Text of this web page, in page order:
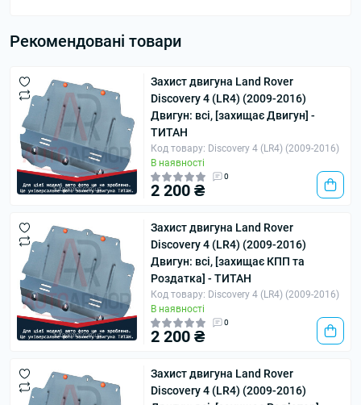
Рекомендовані товари
Захист двигуна Land Rover
Discovery 4 (LR4) (2009-2016)
Двигун: всі, [захищає Двигун] -
ТИТАН
Код товару: Discovery 4 (LR4) (2009-2016)
В наявності
0
2 200 ₴
Захист двигуна Land Rover
Discovery 4 (LR4) (2009-2016)
Двигун: всі, [захищає КПП та
Роздатка] - ТИТАН
Код товару: Discovery 4 (LR4) (2009-2016)
В наявності
0
2 200 ₴
Захист двигуна Land Rover
Discovery 4 (LR4) (2009-2016)